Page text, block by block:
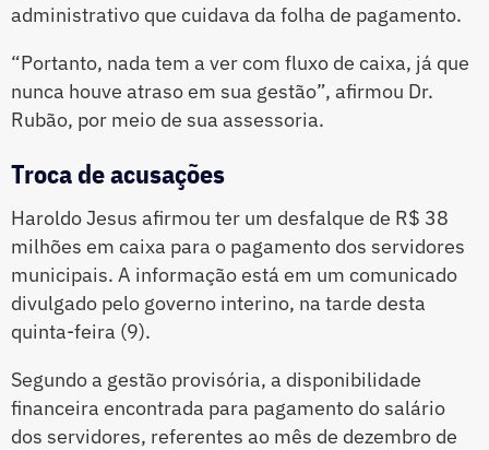
administrativo que cuidava da folha de pagamento.
“Portanto, nada tem a ver com fluxo de caixa, já que
nunca houve atraso em sua gestão”, afirmou Dr.
Rubão, por meio de sua assessoria.
Troca de acusações
Haroldo Jesus afirmou ter um desfalque de R$ 38
milhões em caixa para o pagamento dos servidores
municipais. A informação está em um comunicado
divulgado pelo governo interino, na tarde desta
quinta-feira (9).
Segundo a gestão provisória, a disponibilidade
financeira encontrada para pagamento do salário
dos servidores, referentes ao mês de dezembro de